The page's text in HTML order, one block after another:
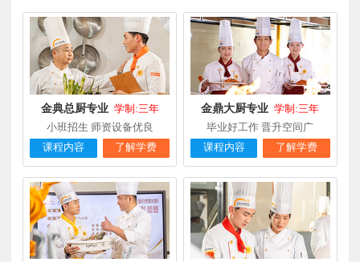
钟** 经典西点专业 福建龙岩 5天前 在线报名
柯** 经典西点专业 福建厦门 1天前 在线报名
赖**
时尚西餐西点
专业
福建三明 16小时前 在线报名
陈** 大厨精英专业 3天前 在线报名
谢** 西点店长班 福建厦门 4天前 在线报名
曾** 厨师长研修 福建厦门 4天前 在线报名
金典总厨专业 学制:三年
小班招生 师资设备优良
课程内容
了解学费
金鼎大厨专业 学制:三年
毕业好工作 晋升空间广
课程内容
了解学费